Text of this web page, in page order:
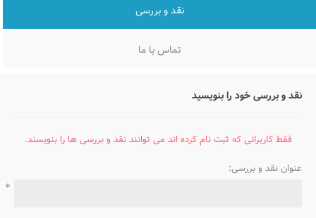
نقد و بررسی
تماس با ما
نقد و بررسی خود را بنویسید
فقط کاربرانی که ثبت نام کرده اند می توانند نقد و بررسی ها را بنویسند.
عنوان نقد و بررسی:
*